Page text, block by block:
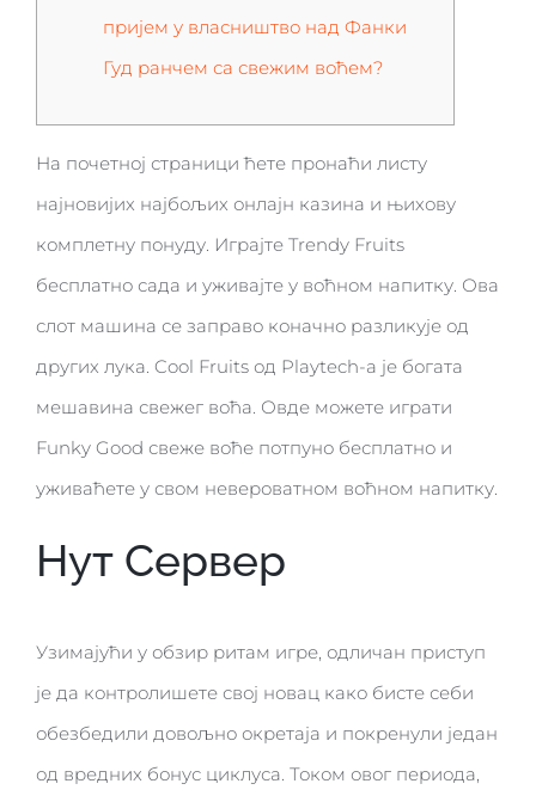
пријем у власништво над Фанки
Гуд ранчем са свежим воћем?
На почетној страници ћете пронаћи листу
најновијих најбољих онлајн казина и њихову
комплетну понуду. Играјте Trendy Fruits
бесплатно сада и уживајте у воћном напитку. Ова
слот машина се заправо коначно разликује од
других лука. Cool Fruits од Playtech-а је богата
мешавина свежег воћа. Овде можете играти
Funky Good свеже воће потпуно бесплатно и
уживаћете у свом невероватном воћном напитку.
Нут Сервер
Узимајући у обзир ритам игре, одличан приступ
је да контролишете свој новац како бисте себи
обезбедили довољно окретаја и покренули један
од вредних бонус циклуса. Током овог периода,